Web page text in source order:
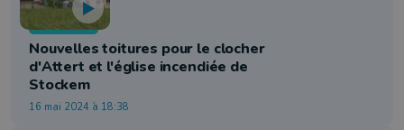
Patrimoine
Nouvelles toitures pour le clocher
d'Attert et l'église incendiée de
Stockem
16 mai 2024 à 18:38